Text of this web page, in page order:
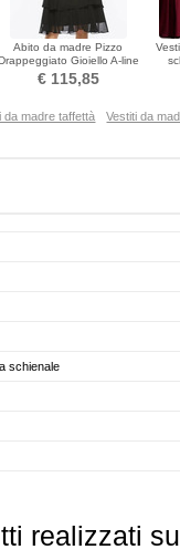
Abito da madre Pizzo
Gioiello A-line
Breve Maniche illusione
€ 115,85
da madre taffettà
Vestiti da
schienale
realizzati